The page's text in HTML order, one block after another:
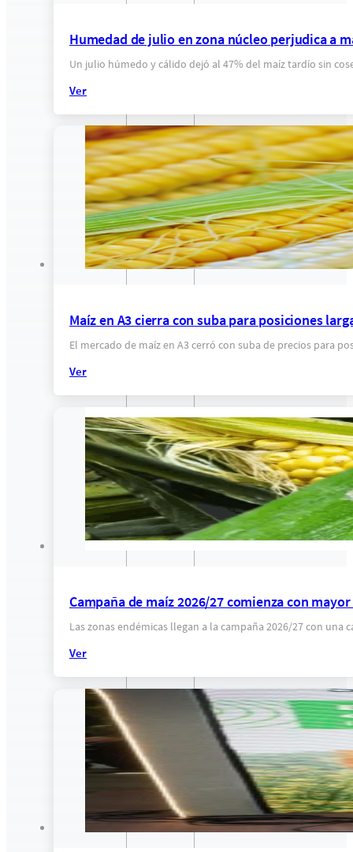
Humedad de julio en zona núcleo perjudica a
Un julio húmedo y cálido dejó al 47% del maíz tardío sin
Ver
Maíz en A3 cierra con suba para posiciones
El mercado de maíz en A3 cerró con suba de precios para
Ver
Campaña de maíz 2026/27 comienza con
Las zonas endémicas llegan a la campaña 2026/27 con
Ver